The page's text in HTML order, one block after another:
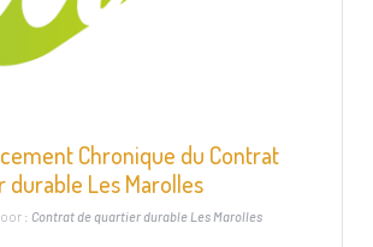
Chronique du Contrat
durable Les Marolles
: Contrat de quartier durable Les Marolles